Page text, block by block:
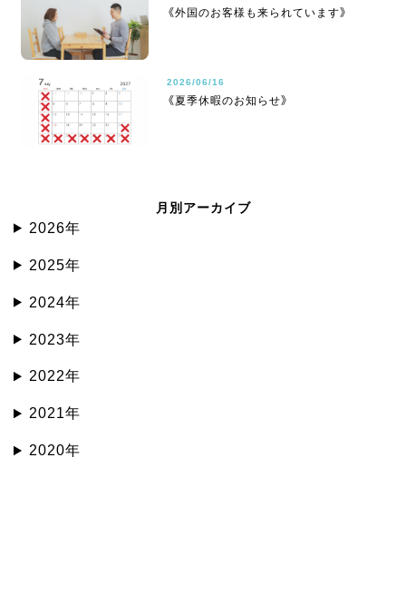
《外国のお客様も来られています》
2026/06/16
《夏季休暇のお知らせ》
月別アーカイブ
2026年
2025年
2024年
2023年
2022年
2021年
2020年